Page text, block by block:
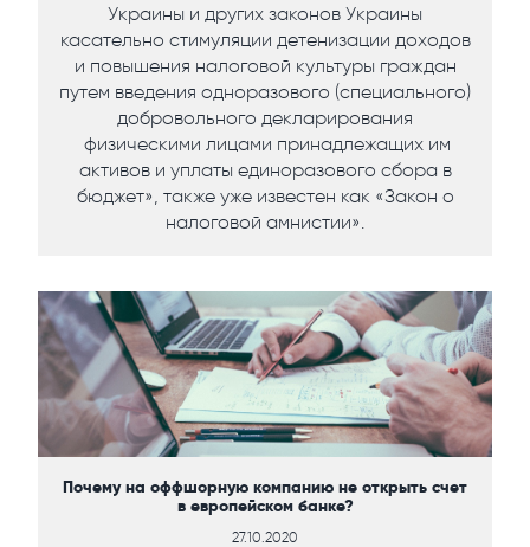
Украины и других законов Украины
касательно стимуляции детенизации доходов
и повышения налоговой культуры граждан
путем введения одноразового (специального)
добровольного декларирования
физическими лицами принадлежащих им
активов и уплаты единоразового сбора в
бюджет», также уже известен как «Закон о
налоговой амнистии».
Почему на оффшорную компанию не открыть счет
в европейском банке?
27.10.2020